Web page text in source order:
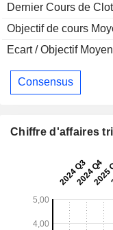
Dernier Cours de
Objectif de cours
Ecart / Objectif Moyen
Consensus
Chiffre d'affaires